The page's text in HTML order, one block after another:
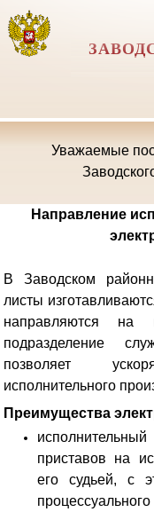
Уважаемые
Направление
В Заводском
листы
направляются на
подразделение
позволяет
исполнительного
Преимущества
приставов на
его судьей, с